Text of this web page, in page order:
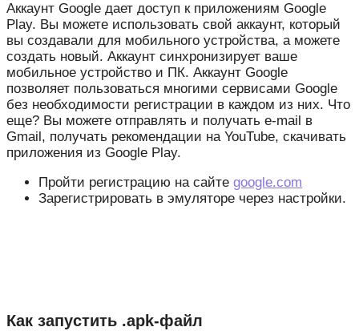
Аккаунт Google дает доступ к приложениям Google
Play. Вы можете использовать свой аккаунт, который
вы создавали для мобильного устройства, а можете
создать новый. Аккаунт синхронизирует ваше
мобильное устройство и ПК. Аккаунт Google
позволяет пользоваться многими сервисами Google
без необходимости регистрации в каждом из них. Что
еще? Вы можете отправлять и получать e-mail в
Gmail, получать рекомендации на YouTube, скачивать
приложения из Google Play.
Пройти регистрацию на сайте google.com
Зарегистрировать в эмуляторе через настройки.
Как запустить .apk-файл